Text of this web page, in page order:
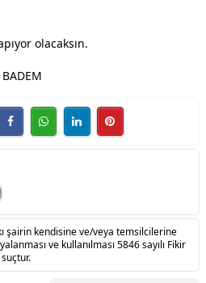
olacaksın.
şairin kendisine ve/veya temsilcilerine
ve kullanılması 5846 sayılı Fikir